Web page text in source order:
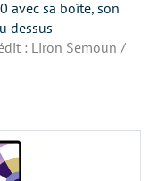
: Liron Semoun /